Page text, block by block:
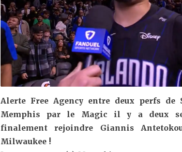
Alerte Free Agency entre deux perfs de
Memphis par le Magic il y a deux
finalement rejoindre Giannis
Milwaukee !